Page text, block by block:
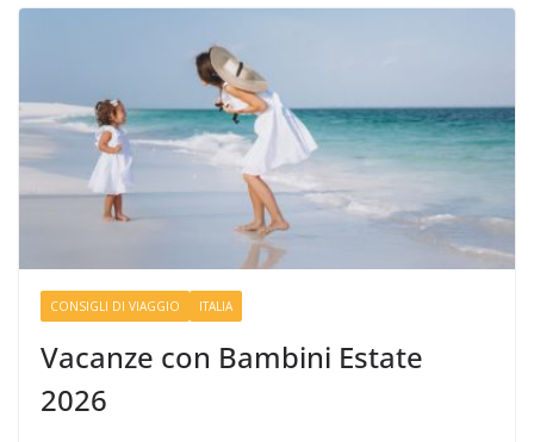
CONSIGLI DI VIAGGIO ITALIA
Vacanze con Bambini Estate
2026